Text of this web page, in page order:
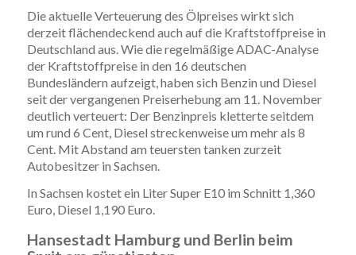
Die aktuelle Verteuerung des Ölpreises wirkt sich
derzeit flächendeckend auch auf die Kraftstoffpreise in
Deutschland aus. Wie die regelmäßige ADAC-Analyse
der Kraftstoffpreise in den 16 deutschen
Bundesländern aufzeigt, haben sich Benzin und Diesel
seit der vergangenen Preiserhebung am 11. November
deutlich verteuert: Der Benzinpreis kletterte seitdem
um rund 6 Cent, Diesel streckenweise um mehr als 8
Cent. Mit Abstand am teuersten tanken zurzeit
Autobesitzer in Sachsen.
In Sachsen kostet ein Liter Super E10 im Schnitt 1,360
Euro, Diesel 1,190 Euro.
Hansestadt Hamburg und Berlin beim